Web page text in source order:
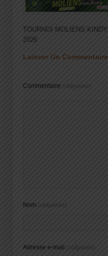
TOURNOI MOLIENS KINDY
2026
Laisser Un Commentaire
Commentaire (obligatoire)
Nom (obligatoire)
Adresse e-mail (obligatoire)